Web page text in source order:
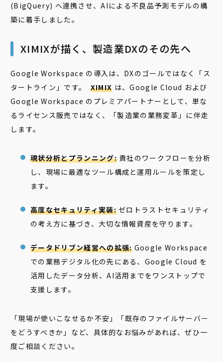
(BigQuery) へ連携させ、AIによる不良品予測モデルの構
築に着手しました。
XIMIXが描く、製造業DXのその先へ
Google Workspace の導入は、DXのゴールではなく「ス
タートライン」です。 XIMIX は、Google Cloud および
Google Workspace のプレミアパートナーとして、単な
るライセンス販売ではなく、「製造業の業務変革」に伴走
します。
現状分析とプランニング:貴社のワークフローを分析
し、現場に最適なツール構成と運用ルールを策定し
ます。
高度なセキュリティ実装:ゼロトラストセキュリティ
の考え方に基づき、大切な情報資産を守ります。
データドリブン経営への拡張: Google Workspace
での業務デジタル化の先にある、Google Cloud を
活用したデータ分析、AI活用までをワンストップで
支援します。
「現場が使いこなせるか不安」「既存のファイルサーバー
をどうすべきか」など、具体的なお悩みがあれば、ぜひ一
度ご相談ください。